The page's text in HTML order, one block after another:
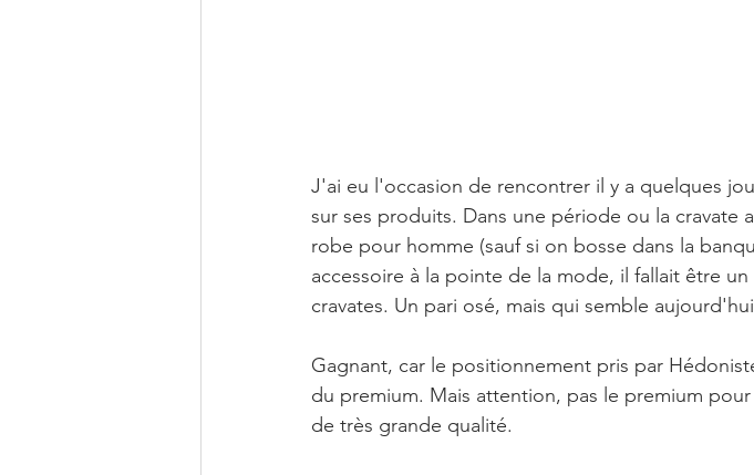
J'ai eu l'occasion de rencontrer il y a quelques
sur ses produits. Dans une période ou la cravate
robe pour homme (sauf si on bosse dans la
accessoire à la pointe de la mode, il fallait être
cravates. Un pari osé, mais qui semble
Gagnant, car le positionnement pris par
du premium. Mais attention, pas le premium
de très grande qualité.